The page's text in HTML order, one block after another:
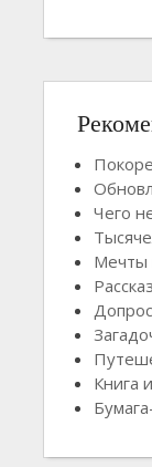
Чего
Мечты
Книга